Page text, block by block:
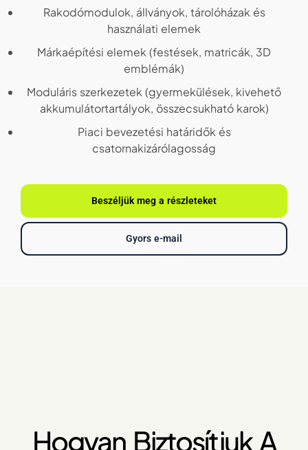
Rakodómodulok, állványok, tárolóházak és
használati elemek
Márkaépítési elemek (festések, matricák, 3D
emblémák)
Moduláris szerkezetek (gyermekülések, kivehető
akkumulátortartályok, összecsukható karok)
Piaci bevezetési határidők és
csatornakizárólagosság
Beszéljük meg a részleteket
Gyors e-mail
Hogyan Biztosítjuk A